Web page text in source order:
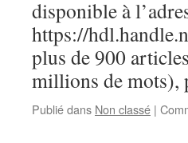
disponible à
https://
plus de 900
millions de mots),
Publié dans Non classé |